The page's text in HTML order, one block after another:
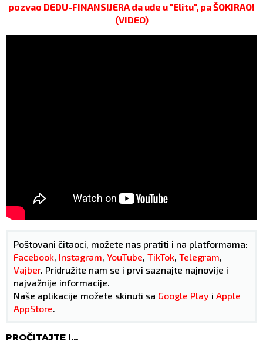
pozvao DEDU-FINANSIJERA da uđe u "Elitu", pa ŠOKIRAO!
(VIDEO)
Poštovani čitaoci, možete nas pratiti i na platformama:
Facebook, Instagram, YouTube, TikTok, Telegram,
Vajber. Pridružite nam se i prvi saznajte najnovije i
najvažnije informacije.
Naše aplikacije možete skinuti sa Google Play i Apple
AppStore.
PROČITAJTE I...